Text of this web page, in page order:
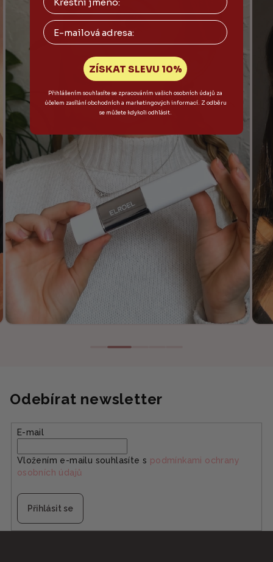
Odebírat newsletter
E-mail
Vložením e-mailu souhlasíte s podmínkami ochrany
osobních údajů
Přihlásit se
Email
ZÍSKAT SLEVU 10%
Přihlášením souhlasíte se zpracováním vašich osobních údajů za
účelem zasílání obchodních a marketingových informací. Z odběru
se můžete kdykoli odhlásit.